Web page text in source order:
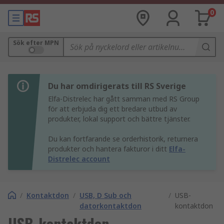
0
Sök efter MPN
Du har omdirigerats till RS Sverige
Elfa-Distrelec har gått samman med RS Group
för att erbjuda dig ett bredare utbud av
produkter, lokal support och bättre tjänster.
Du kan fortfarande se orderhistorik, returnera
produkter och hantera fakturor i ditt Elfa-
Distrelec account
/ Kontaktdon / USB, D Sub och
datorkontaktdon
/ USB-
kontaktdon